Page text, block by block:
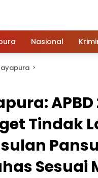
Nasional
Tindak
Sesuai